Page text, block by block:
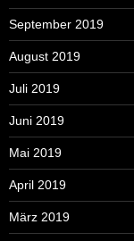
September 2019
August 2019
Juli 2019
Juni 2019
Mai 2019
April 2019
März 2019